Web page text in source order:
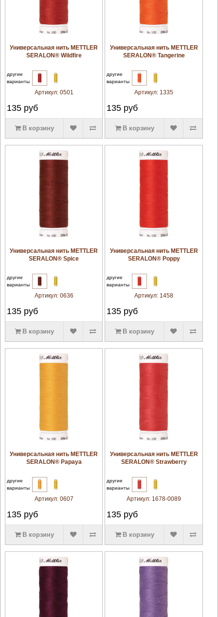
увеличить
Универсальная нить METTLER
SERALON® Wildfire
другие
варианты
Артикул: 0501
135руб
В корзину
увеличить
Универсальная нить METTLER
SERALON® Tangerine
другие
варианты
Артикул: 1335
135 руб
В корзину
увеличить
Универсальная нить METTLER
SERALON® Spice
другие
варианты
Артикул: 0636
135руб
В корзину
увеличить
Универсальная нить METTLER
SERALON® Poppy
другие
варианты
Артикул: 1458
135 руб
В корзину
увеличить
Универсальная нить METTLER
SERALON® Papaya
другие
варианты
Артикул: 0607
135руб
В корзину
увеличить
Универсальная нить METTLER
SERALON® Strawberry
другие
варианты
Артикул: 1678-0089
135 руб
В корзину